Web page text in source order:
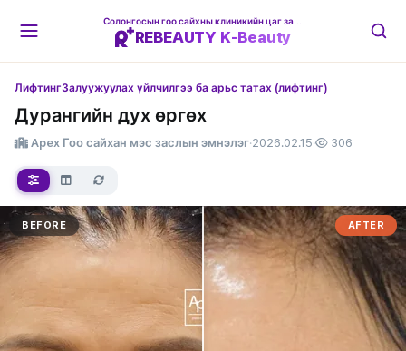
REBEAUTY K-Beauty
ЛифтингЗалуужуулах үйлчилгээ ба арьс татах (лифтинг)
Дурангийн дух өргөх
Apex Гоо сайхан мэс заслын эмнэлэг·2026.02.15· 306
AFTER
BEFORE